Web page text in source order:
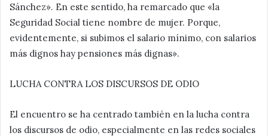
Sánchez». En este sentido, ha remarcado que «la
Seguridad Social tiene nombre de mujer. Porque,
evidentemente, si subimos el salario mínimo, con salarios
más dignos hay pensiones más dignas».
LUCHA CONTRA LOS DISCURSOS DE ODIO
El encuentro se ha centrado también en la lucha contra
los discursos de odio, especialmente en las redes sociales